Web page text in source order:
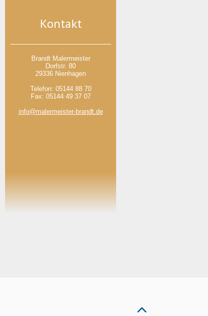
Kontakt
Brandt Malermeister
Dorfstr. 80
29336 Nienhagen
Telefon: 05144 88 70
Fax: 05144 49 37 07
info@malermeister-brandt.de